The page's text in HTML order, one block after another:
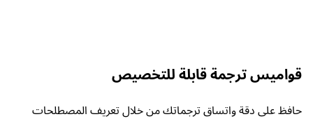
قواميس ترجمة قابلة للتخصيص
حافظ على دقة واتساق ترجماتك من خلال تعريف المصطلحات